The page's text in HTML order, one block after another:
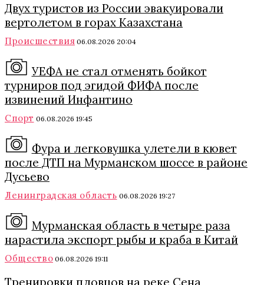
Двух туристов из России эвакуировали
вертолетом в горах Казахстана
Происшествия 06.08.2026 20:04
УЕФА не стал отменять бойкот
турниров под эгидой ФИФА после
извинений Инфантино
Спорт 06.08.2026 19:45
Фура и легковушка улетели в кювет
после ДТП на Мурманском шоссе в районе
Дусьево
Ленинградская область 06.08.2026 19:27
Мурманская область в четыре раза
нарастила экспорт рыбы и краба в Китай
Общество 06.08.2026 19:11
Тренировки пловцов на реке Сена